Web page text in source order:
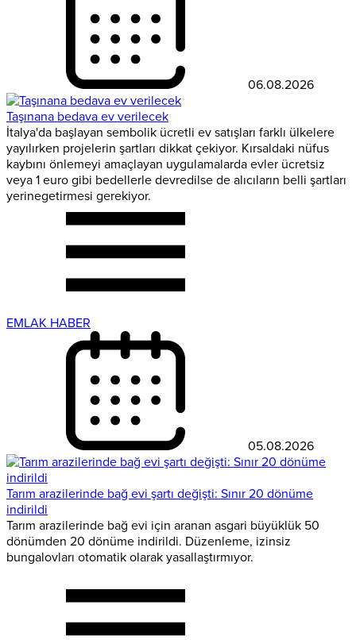
06.08.2026
Taşınana bedava ev verilecek
İtalya'da başlayan sembolik ücretli ev satışları farklı ülkelere
yayılırken projelerin şartları dikkat çekiyor. Kırsaldaki nüfus
kaybını önlemeyi amaçlayan uygulamalarda evler ücretsiz
veya 1 euro gibi bedellerle devredilse de alıcıların belli şartları
yerinegetirmesi gerekiyor.
EMLAK HABER
05.08.2026
Tarım arazilerinde bağ evi şartı değişti: Sınır 20 dönüme
indirildi
Tarım arazilerinde bağ evi için aranan asgari büyüklük 50
dönümden 20 dönüme indirildi. Düzenleme, izinsiz
bungalovları otomatik olarak yasallaştırmıyor.